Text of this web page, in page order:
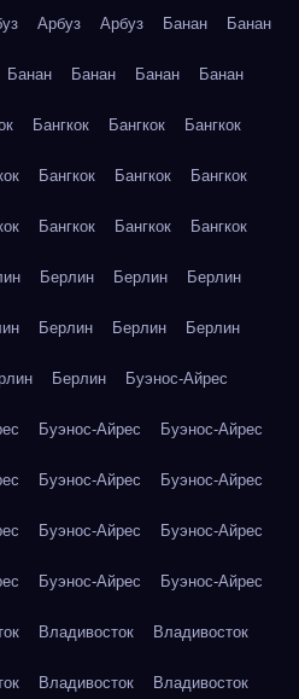
Арбуз Арбуз Банан Банан
Банан Банан Банан Банан
Бангкок Бангкок Бангкок
Бангкок Бангкок Бангкок
Бангкок Бангкок Бангкок
Берлин Берлин Берлин
Берлин Берлин Берлин
Берлин Буэнос-Айрес
Буэнос-Айрес Буэнос-Айрес
Буэнос-Айрес Буэнос-Айрес
Буэнос-Айрес Буэнос-Айрес
Буэнос-Айрес Буэнос-Айрес
Владивосток Владивосток
Владивосток Владивосток